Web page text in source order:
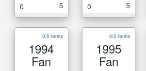
0 5 0 5
0/5 ranks
1994
Fan
0/5 ranks
1995
Fan